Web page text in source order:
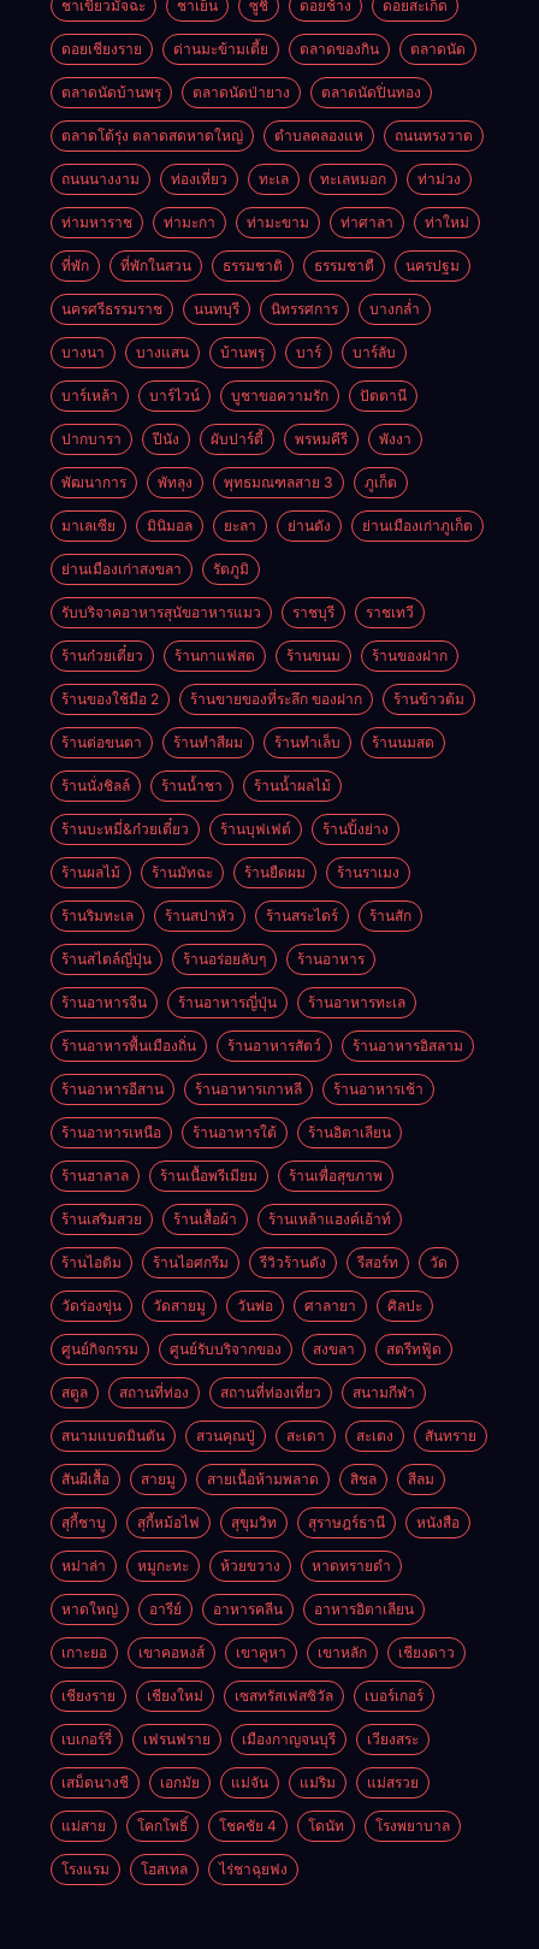
ชาเขียวมัจฉะ ชาเย็น ซูชิ ดอยช้าง ดอยสะเก็ด
ดอยเชียงราย ด่านมะข้ามเตี้ย ตลาดของกิน ตลาดนัด
ตลาดนัดบ้านพรุ ตลาดนัดป่ายาง ตลาดนัดปิ่นทอง
ตลาดโต้รุ่ง ตลาดสดหาดใหญ่ ตำบลคลองแห ถนนทรงวาด
ถนนนางงาม ท่องเที่ยว ทะเล ทะเลหมอก ท่าม่วง
ท่ามหาราช ท่ามะกา ท่ามะขาม ท่าศาลา ท่าใหม่
ที่พัก ที่พักในสวน ธรรมชาติ ธรรมชาตื นครปฐม
นครศรีธรรมราช นนทบุรี นิทรรศการ บางกล่ำ
บางนา บางแสน บ้านพรุ บาร์ บาร์ลับ
บาร์เหล้า บาร์ไวน์ บูชาขอความรัก ปัตตานี
ปากบารา ปีนัง ผับปาร์ตี้ พรหมคีรี พังงา
พัฒนาการ พัทลุง พุทธมณฑลสาย 3 ภูเก็ต
มาเลเซีย มินิมอล ยะลา ย่านดัง ย่านเมืองเก่าภูเก็ต
ย่านเมืองเก่าสงขลา รัตภูมิ
รับบริจาคอาหารสุนัขอาหารแมว ราชบุรี ราชเทวี
ร้านก๋วยเตี๋ยว ร้านกาแฟสด ร้านขนม ร้านของฝาก
ร้านของใช้มือ 2 ร้านขายของที่ระลึก ของฝาก ร้านข้าวต้ม
ร้านต่อขนตา ร้านทำสีผม ร้านทำเล็บ ร้านนมสด
ร้านนั่งชิลล์ ร้านน้ำชา ร้านน้ำผลไม้
ร้านบะหมี่&ก๋วยเตี๋ยว ร้านบุฟเฟต์ ร้านปิ้งย่าง
ร้านผลไม้ ร้านมัทฉะ ร้านยืดผม ร้านราเมง
ร้านริมทะเล ร้านสปาหัว ร้านสระไดร์ ร้านสัก
ร้านสไตล์ญี่ปุ่น ร้านอร่อยลับๆ ร้านอาหาร
ร้านอาหารจีน ร้านอาหารญี่ปุ่น ร้านอาหารทะเล
ร้านอาหารพื้นเมืองถิ่น ร้านอาหารสัตว์ ร้านอาหารอิสลาม
ร้านอาหารอีสาน ร้านอาหารเกาหลี ร้านอาหารเช้า
ร้านอาหารเหนือ ร้านอาหารใต้ ร้านอิตาเลียน
ร้านฮาลาล ร้านเนื้อพรีเมียม ร้านเพื่อสุขภาพ
ร้านเสริมสวย ร้านเสื้อผ้า ร้านเหล้าแฮงค์เอ้าท์
ร้านไอติม ร้านไอศกรีม รีวิวร้านดัง รีสอร์ท วัด
วัดร่องขุ่น วัดสายมู วันพ่อ ศาลายา ศิลปะ
ศูนย์กิจกรรม ศูนย์รับบริจากของ สงขลา สตรีทฟู้ด
สตูล สถานที่ท่อง สถานที่ท่องเที่ยว สนามกีฬา
สนามแบดมินตัน สวนคุณปู่ สะเดา สะเตง สันทราย
สันผีเสื้อ สายมู สายเนื้อห้ามพลาด สิชล สีลม
สุกี้ชาบู สุกี้หม้อไฟ สุขุมวิท สุราษฎร์ธานี หนังสือ
หม่าล่า หมูกะทะ ห้วยขวาง หาดทรายดำ
หาดใหญ่ อารีย์ อาหารคลีน อาหารอิตาเลียน
เกาะยอ เขาคอหงส์ เขาคูหา เขาหลัก เชียงดาว
เชียงราย เชียงใหม่ เซสทรัสเฟสซิวัล เบอร์เกอร์
เบเกอร์รี่ เฟรนฟราย เมืองกาญจนบุรี เวียงสระ
เสม็ดนางชี เอกมัย แม่จัน แม่ริม แม่สรวย
แม่สาย โคกโพธิ์ โชคชัย 4 โดนัท โรงพยาบาล
โรงแรม โฮสเทล ไร่ชาฉุยฟง